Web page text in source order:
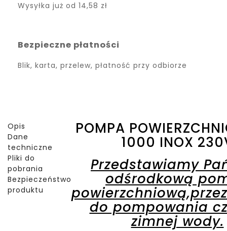
Wysyłka już od 14,58 zł
Bezpieczne płatności
Blik, karta, przelew, płatność przy odbiorze
Opis
Dane
techniczne
Pliki do
pobrania
Bezpieczeństwo
produktu
POMPA
1000 INOX
Przedstawiamy
odśrodkową
do pompowania
zimnej wody.